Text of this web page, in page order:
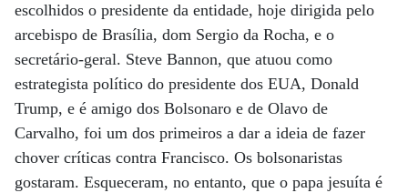
escolhidos o presidente da entidade, hoje dirigida pelo
arcebispo de Brasília, dom Sergio da Rocha, e o
secretário-geral. Steve Bannon, que atuou como
estrategista político do presidente dos EUA, Donald
Trump, e é amigo dos Bolsonaro e de Olavo de
Carvalho, foi um dos primeiros a dar a ideia de fazer
chover críticas contra Francisco. Os bolsonaristas
gostaram. Esqueceram, no entanto, que o papa jesuíta é